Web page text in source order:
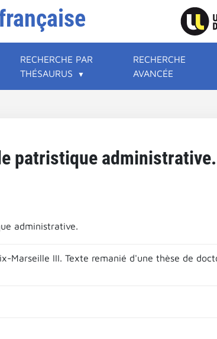
RECHERCHE PAR
THÉSAURUS
RECHERCHE
AVANCÉE
patristique administrative.
administrative.
Marseille III. Texte remanié d'une thèse de